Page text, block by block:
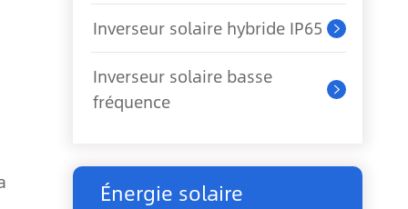
Inverseur solaire hybride IP65 
Inverseur solaire basse
fréquence

Énergie solaire